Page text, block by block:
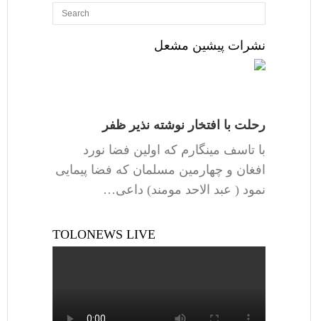
نشرات پیشین مشعل
رحلت با افتخار نوشته نذیر ظفر
با تاسف مینگارم که اولین فضا نورد
افغان و چهارمین مسلمان که فضا پیمایی
نمود ( عبد الاحد مومند) داعی…
TOLONEWS LIVE